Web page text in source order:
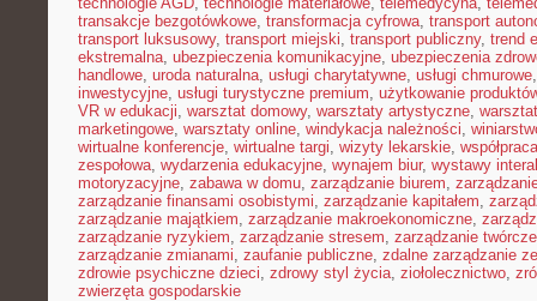
transakcje bezgotówkowe, transformacja cyfrowa, transport
transport luksusowy, transport miejski, transport publiczny, trend
ekstremalna, ubezpieczenia komunikacyjne, ubezpieczenia
handlowe, uroda naturalna, usługi charytatywne, usługi chmurowe
inwestycyjne, usługi turystyczne premium, użytkowanie
VR w edukacji, warsztat domowy, warsztaty artystyczne,
marketingowe, warsztaty online, windykacja należności,
wirtualne konferencje, wirtualne targi, wizyty lekarskie,
zespołowa, wydarzenia edukacyjne, wynajem biur, wystawy
motoryzacyjne, zabawa w domu, zarządzanie biurem,
zarządzanie finansami osobistymi, zarządzanie kapitałem,
zarządzanie majątkiem, zarządzanie makroekonomiczne,
zarządzanie ryzykiem, zarządzanie stresem, zarządzanie twórcze
zarządzanie zmianami, zaufanie publiczne, zdalne zarządzanie
zdrowie psychiczne dzieci, zdrowy styl życia, ziołolecznictwo,
zwierzęta gospodarskie